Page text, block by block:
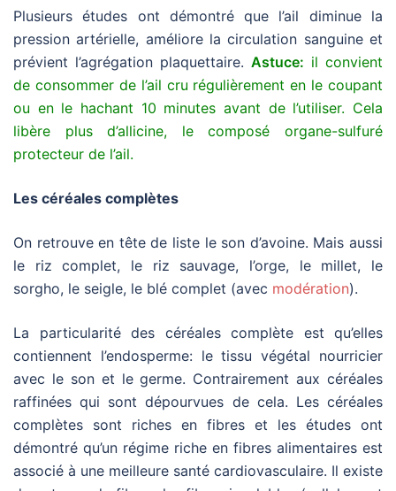
Plusieurs études ont démontré que l’ail diminue la
pression artérielle, améliore la circulation sanguine et
prévient l’agrégation plaquettaire. Astuce: il convient
de consommer de l’ail cru régulièrement en le coupant
ou en le hachant 10 minutes avant de l’utiliser. Cela
libère plus d’allicine, le composé organe-sulfuré
protecteur de l’ail.
Les céréales complètes
On retrouve en tête de liste le son d’avoine. Mais aussi
le riz complet, le riz sauvage, l’orge, le millet, le
sorgho, le seigle, le blé complet (avec modération).
La particularité des céréales complète est qu’elles
contiennent l’endosperme: le tissu végétal nourricier
avec le son et le germe. Contrairement aux céréales
raffinées qui sont dépourvues de cela. Les céréales
complètes sont riches en fibres et les études ont
démontré qu’un régime riche en fibres alimentaires est
associé à une meilleure santé cardiovasculaire. Il existe